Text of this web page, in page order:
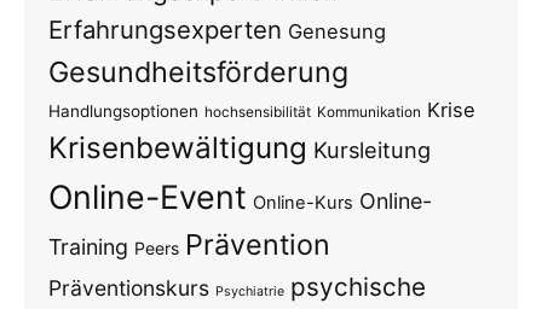
Erfahrungsexperten Genesung
Gesundheitsförderung
Handlungsoptionen hochsensibilität Kommunikation Krise
Krisenbewältigung Kursleitung
Online-Event Online-Kurs Online-
Training Peers Prävention
Präventionskurs Psychiatrie psychische